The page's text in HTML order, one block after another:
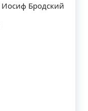
Иосиф Бродский